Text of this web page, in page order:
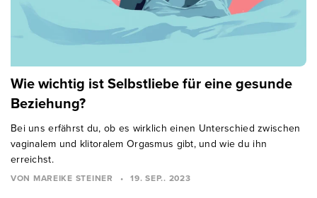
Wie wichtig ist Selbstliebe für eine gesunde
Beziehung?
Bei uns erfährst du, ob es wirklich einen Unterschied zwischen
vaginalem und klitoralem Orgasmus gibt, und wie du ihn
erreichst.
VON MAREIKE STEINER • 19. SEP.. 2023